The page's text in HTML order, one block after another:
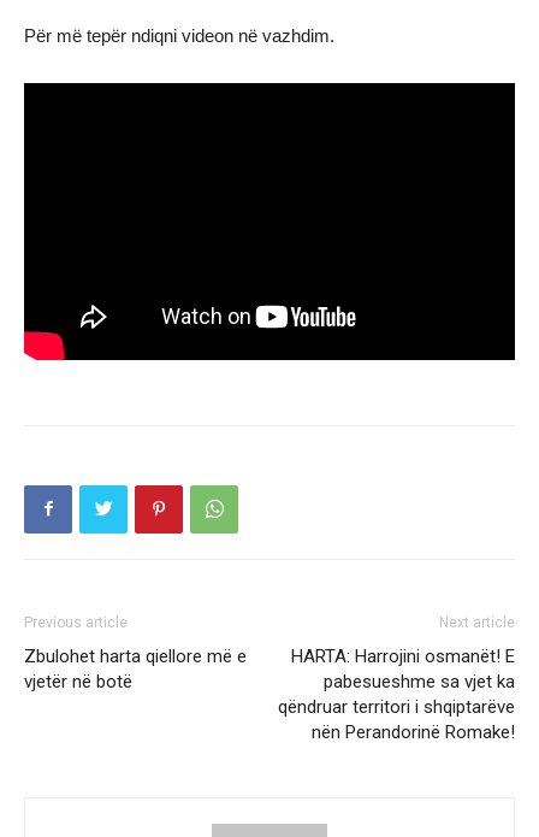
Për më tepër ndiqni videon në vazhdim.
Previous article
Zbulohet harta qiellore më e
vjetër në botë
Next article
HARTA: Harrojini osmanët! E
pabesueshme sa vjet ka
qëndruar territori i shqiptarëve
nën Perandorinë Romake!